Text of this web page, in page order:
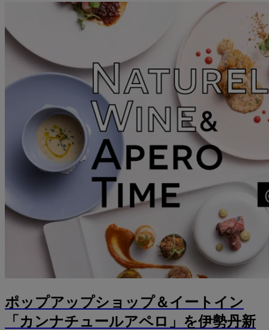
ポップアップショップ＆イートイン
「カンナチュールアペロ」を伊勢丹新